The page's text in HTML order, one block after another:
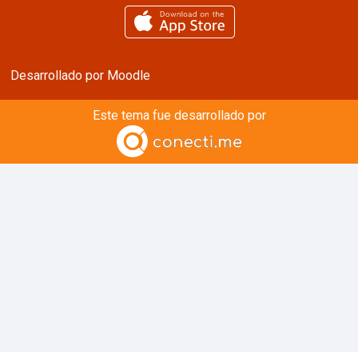
Desarrollado por Moodle
Este tema fue desarrollado por